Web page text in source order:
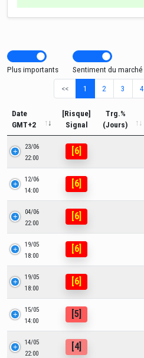
Plus importants Sentiment du marché
<< 1 2 3 4
Date
GMT+2
[Risque]
Signal
Trg.%
(Jours)
23/06
22:00
[6]
12/06
14:00
[6]
04/06
22:00
[6]
19/05
18:00
[6]
19/05
18:00
[6]
15/05
14:00
[5]
14/05
22:00
[4]